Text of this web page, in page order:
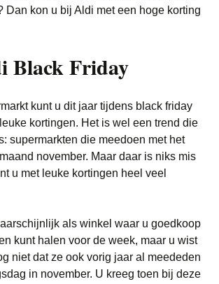
Dan kon u bij Aldi met een hoge korting
Black Friday
kunt u dit jaar tijdens black friday
kortingen. Het is wel een trend die
supermarkten die meedoen met het
november. Maar daar is niks mis
u met leuke kortingen heel veel
als winkel waar u goedkoop
kunt halen voor de week, maar u wist
niet dat ze ook vorig jaar al meededen
in november. U kreeg toen bij deze